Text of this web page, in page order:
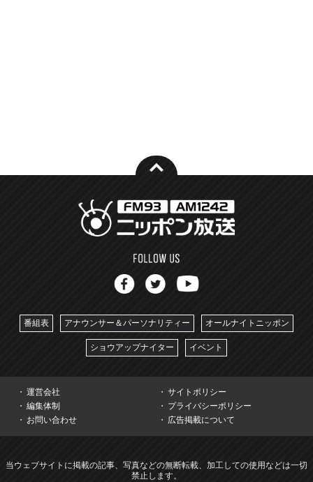
番組表 アナウンサー＆パーソナリティー オールナイトニッポン
ショウアップナイター イベント
運営会社
サイトポリシー
編集体制
プライバシーポリシー
お問い合わせ
広告掲載について
当ウェブサイトに掲載の記事、写真などの無断転載、加工しての使用などは一切
禁止します。